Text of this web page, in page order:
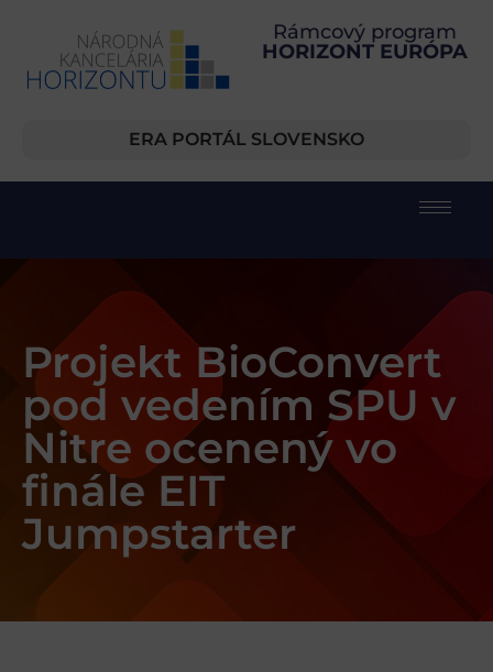
Rámcový program
HORIZONT EURÓPA
ERA PORTÁL SLOVENSKO
Projekt BioConvert
pod vedením SPU v
Nitre ocenený vo
finále EIT
Jumpstarter